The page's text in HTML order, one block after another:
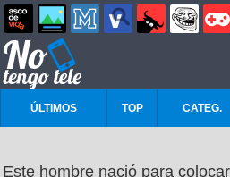
ÚLTIMOS TOP CATEG.
Este hombre nació para